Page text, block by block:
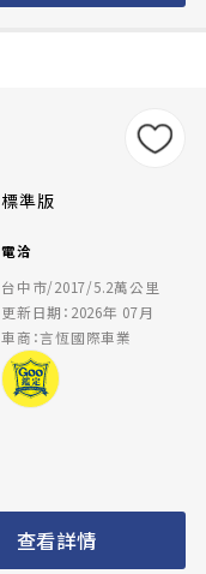
標準版
電洽
台中市/2017/5.2萬公里
更新日期：2026年 07月
車商：言恆國際車業
查看詳情